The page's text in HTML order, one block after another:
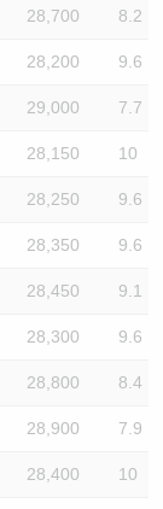
28,700 8.2
28,200 9.6
29,000 7.7
28,150 10
28,250 9.6
28,350 9.6
28,450 9.1
28,300 9.6
28,800 8.4
28,900 7.9
28,400 10